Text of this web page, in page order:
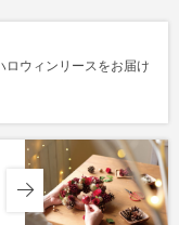
ウィンリースをお届け